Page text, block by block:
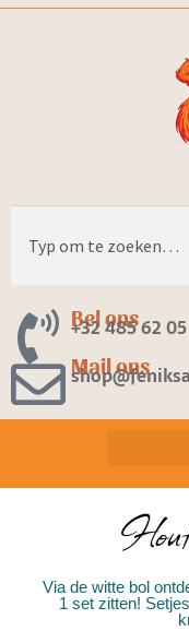
Bel ons
+32 485 62
Mail ons
Via de witte bol
1 set zitten!